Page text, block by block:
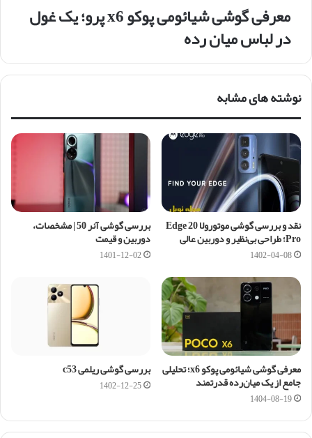
معرفی گوشی شیائومی پوکو x6 پرو؛ یک غول
در لباس میان رده
نوشته های مشابه
نقد و بررسی گوشی موتورولا Edge 20
Pro؛ طراحی بی‌نظیر و دوربین عالی
1402-04-08
بررسی گوشی آنر 50 | مشخصات،
دوربین و قیمت
1401-12-02
معرفی گوشی شیائومی پوکو x6؛ تحلیلی
جامع از یک میان‌رده قدرتمند
1404-08-19
بررسی گوشی ریلمی c53
1402-12-25